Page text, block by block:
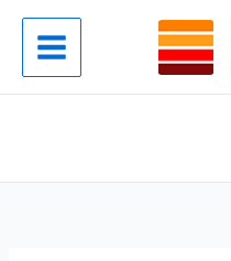
content